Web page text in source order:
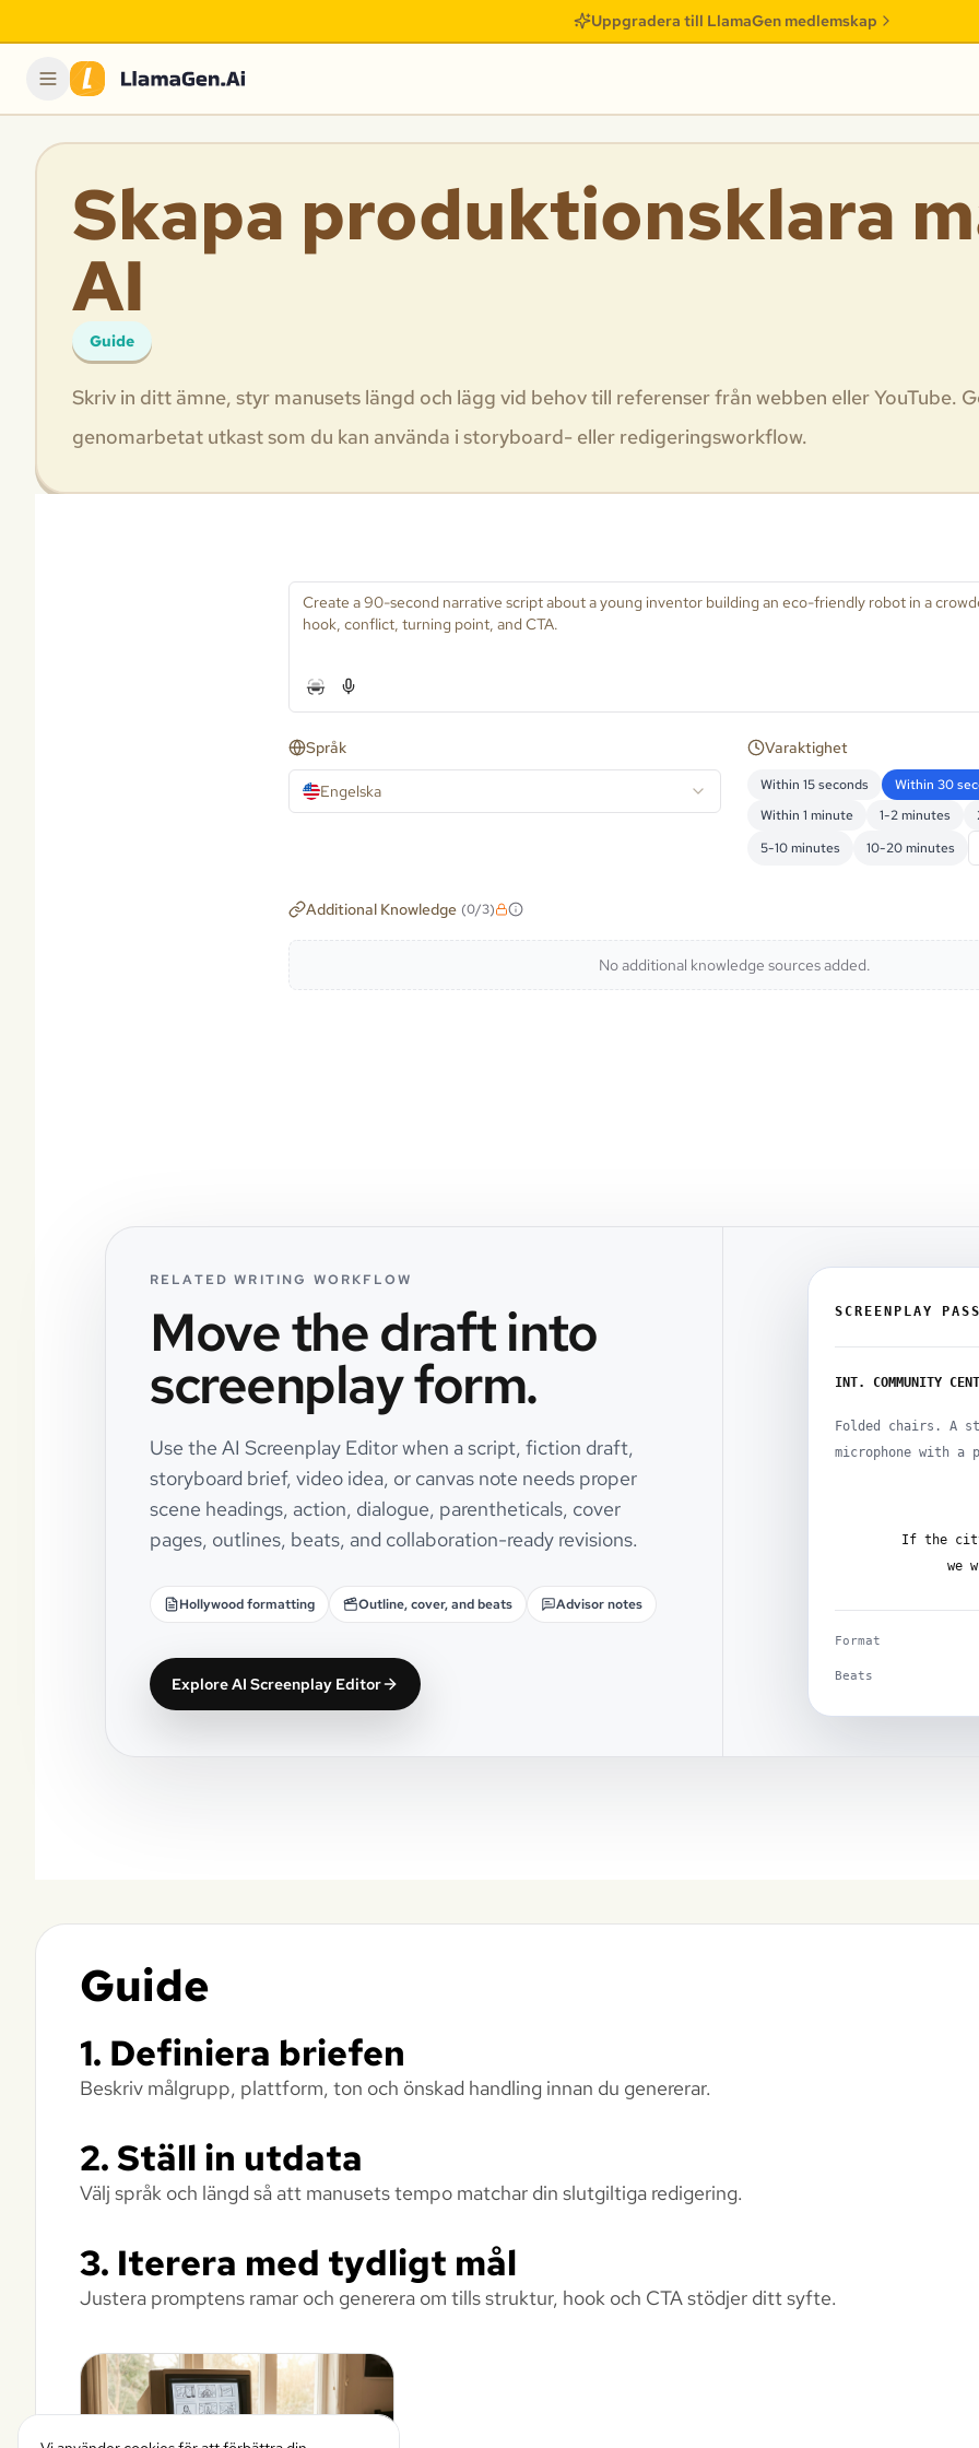
Uppgradera till LlamaGen medlemskap
Skapa produktionsklara
AI
Guide
Skriv in ditt ämne, styr manusets längd och lägg vid behov till referenser från webben eller YouTube.
genomarbetat utkast som du kan använda i storyboard- eller redigeringsworkflow.
Språk
Engelska
Varaktighet
Within 15 seconds
Within 30
Within 1 minute
1-2 minutes
5-10 minutes
10-20 minutes
Additional Knowledge (0/3)
No additional knowledge sources added.
RELATED WRITING WORKFLOW
Move the draft into
screenplay form.
Use the AI Screenplay Editor when a script, fiction draft,
storyboard brief, video idea, or canvas note needs proper
scene headings, action, dialogue, parentheticals, cover
pages, outlines, beats, and collaboration-ready revisions.
Hollywood formatting Outline, cover, and beats Advisor notes
Explore AI Screenplay Editor
SCREENPLAY
INT. COMMUNITY
Folded chairs. A
microphone with a
If the
we
Format
Beats
Guide
1. Definiera briefen
Beskriv målgrupp, plattform, ton och önskad handling innan du genererar.
2. Ställ in utdata
Välj språk och längd så att manusets tempo matchar din slutgiltiga redigering.
3. Iterera med tydligt mål
Justera promptens ramar och generera om tills struktur, hook och CTA stödjer ditt syfte.